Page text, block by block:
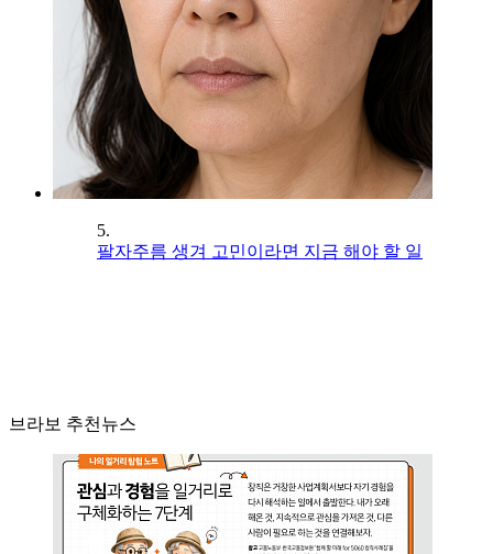
5.
팔자주름 생겨 고민이라면 지금 해야 할 일
브라보 추천뉴스